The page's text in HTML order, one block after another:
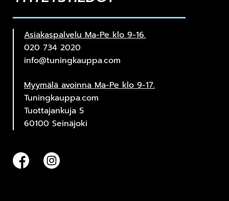
Asiakaspalvelu Ma-Pe klo 9-16.
020 734 2020
info@tuningkauppa.com
Myymälä avoinna Ma-Pe klo 9-17.
Tuningkauppa.com
Tuottajankuja 5
60100 Seinäjoki